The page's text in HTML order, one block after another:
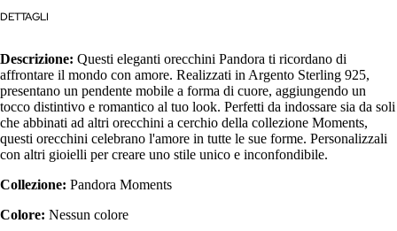
DETTAGLI
Descrizione: Questi eleganti orecchini Pandora ti ricordano di
affrontare il mondo con amore. Realizzati in Argento Sterling 925,
presentano un pendente mobile a forma di cuore, aggiungendo un
tocco distintivo e romantico al tuo look. Perfetti da indossare sia da soli
che abbinati ad altri orecchini a cerchio della collezione Moments,
questi orecchini celebrano l'amore in tutte le sue forme. Personalizzali
con altri gioielli per creare uno stile unico e inconfondibile.
Collezione: Pandora Moments
Colore: Nessun colore